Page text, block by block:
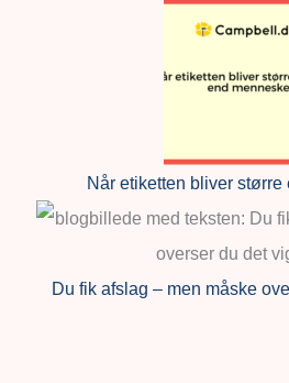
Når etiketten bliver større
Du fik afslag – men måske